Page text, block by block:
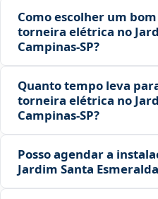
Como escolher um
torneira elétrica no
Campinas‑SP?
Quanto tempo leva
torneira elétrica no
Campinas‑SP?
Posso agendar a
Jardim Santa